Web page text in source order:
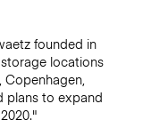
founded in
locations
plans to expand